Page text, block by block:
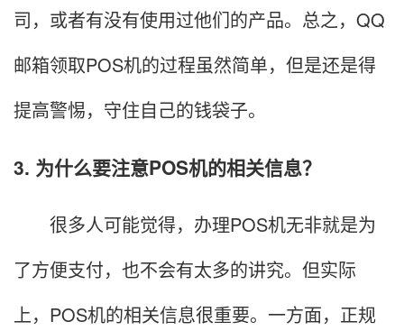
司，或者有没有使用过他们的产品。总之，QQ
邮箱领取POS机的过程虽然简单，但是还是得
提高警惕，守住自己的钱袋子。
3. 为什么要注意POS机的相关信息？
很多人可能觉得，办理POS机无非就是为
了方便支付，也不会有太多的讲究。但实际
上，POS机的相关信息很重要。一方面，正规